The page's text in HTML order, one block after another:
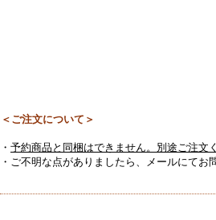
＜ご注文について＞
・ 予約商品と同梱はできません。別途ご注文
・ご不明な点がありましたら、メールにてお